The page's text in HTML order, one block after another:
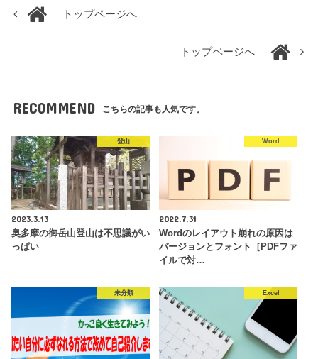
トップページへ
トップページへ
RECOMMEND こちらの記事も人気です。
登山
2023.3.13
奥多摩の御岳山登山は不思議がい
っぱい
Word
2022.7.31
Wordのレイアウト崩れの原因は
バージョンとフォント［PDFファ
イルで対…
未分類 Excel